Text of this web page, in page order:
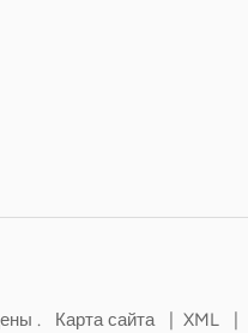
. Карта сайта XML